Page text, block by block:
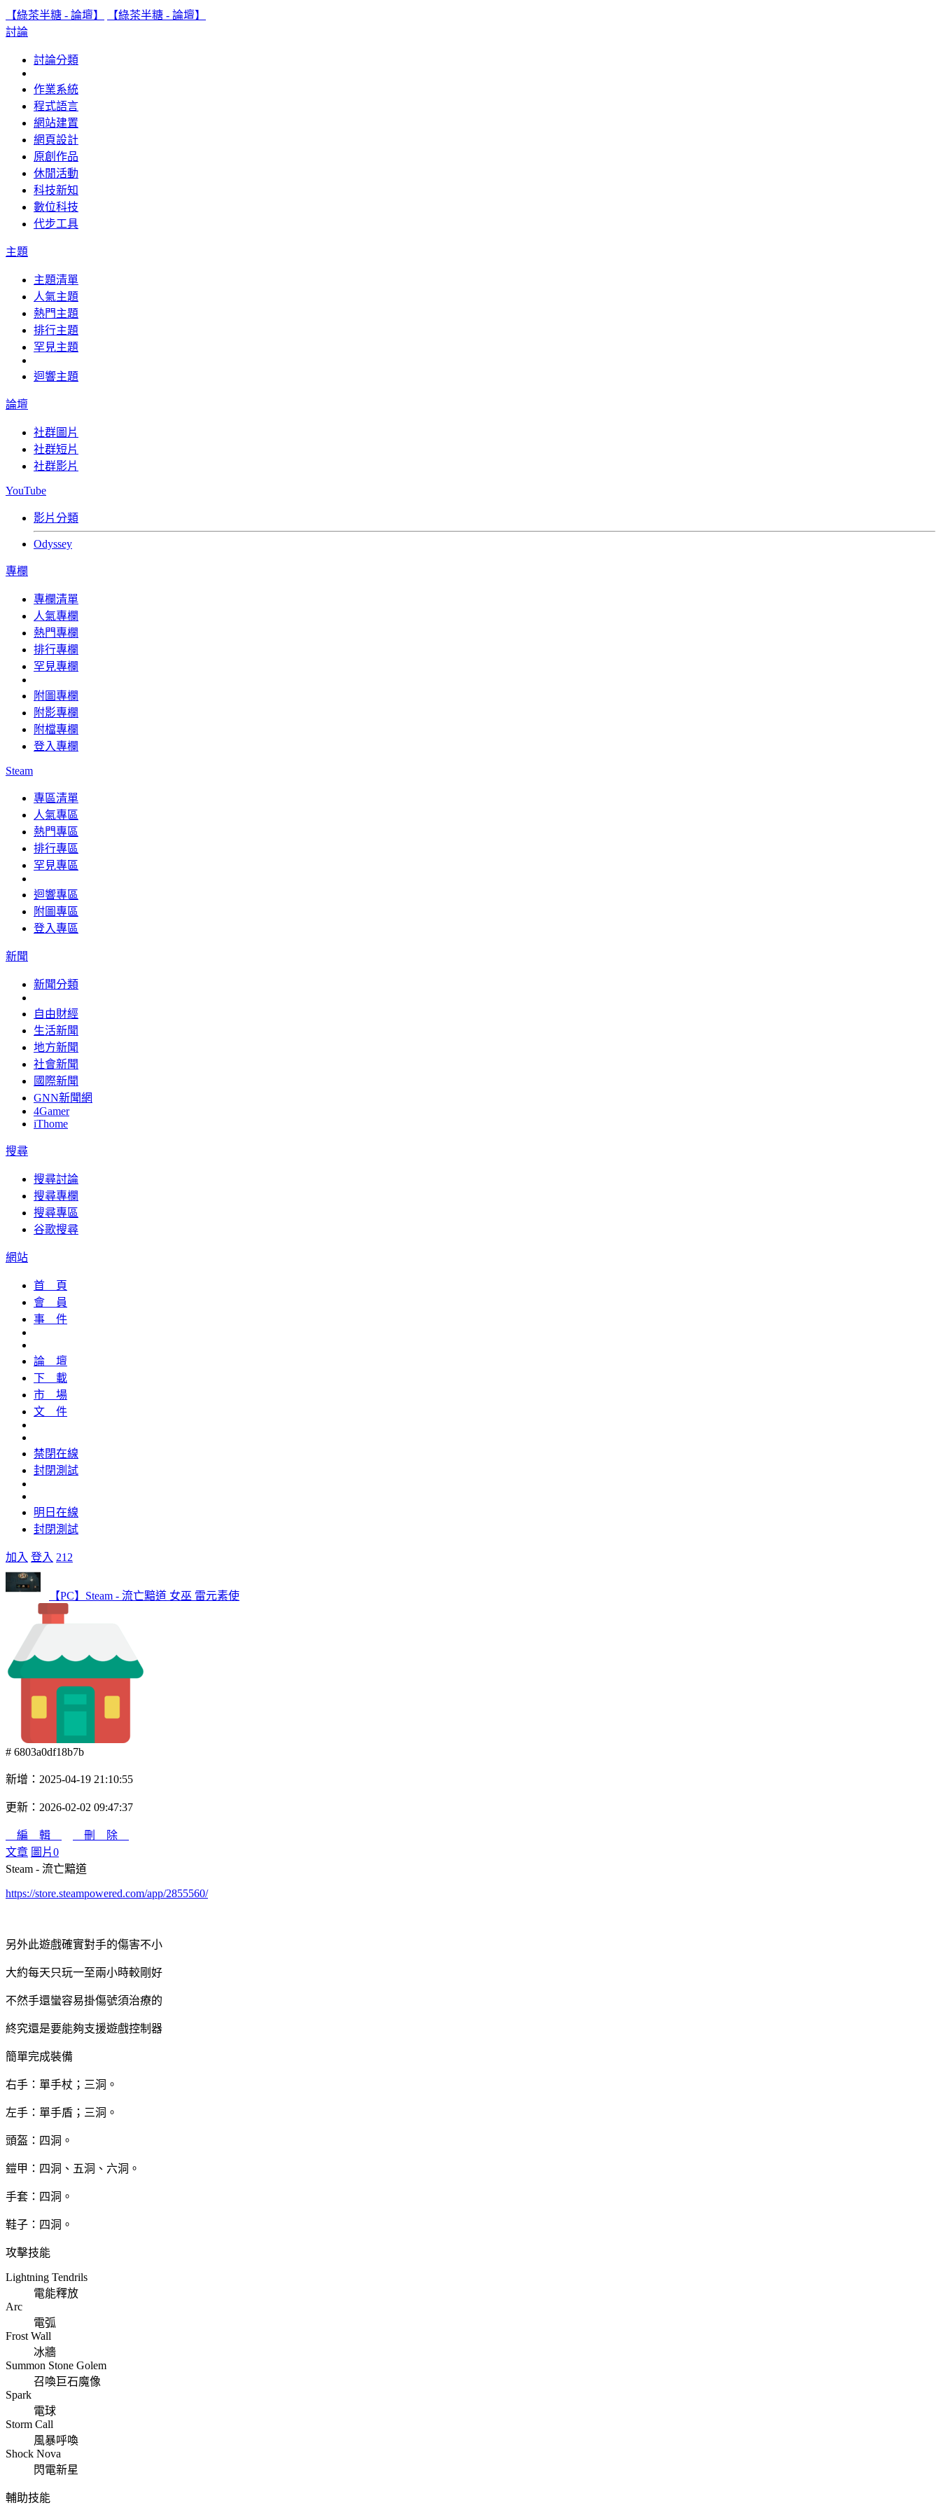
【綠茶半糖 - 論壇】
【綠茶半糖 - 論壇】
討論
討論分類
作業系統
程式語言
網站建置
網頁設計
原創作品
休閒活動
科技新知
數位科技
代步工具
主題
主題清單
人氣主題
熱門主題
排行主題
罕見主題
迴響主題
論壇
社群圖片
社群短片
社群影片
YouTube
影片分類
Odyssey
專欄
專欄清單
人氣專欄
熱門專欄
排行專欄
罕見專欄
附圖專欄
附影專欄
附檔專欄
登入專欄
Steam
專區清單
人氣專區
熱門專區
排行專區
罕見專區
迴響專區
附圖專區
登入專區
新聞
新聞分類
自由財經
生活新聞
地方新聞
社會新聞
國際新聞
GNN新聞網
4Gamer
iThome
搜尋
搜尋討論
搜尋專欄
搜尋專區
谷歌搜尋
網站
首 頁
會 員
事 件
論 壇
下 載
市 場
文 件
禁閉在線
封閉測試
明日在線
封閉測試
加入 登入 212
【PC】Steam - 流亡黯道 女巫 雷元素使
# 6803a0df18b7b
新增：2025-04-19 21:10:55
更新：2026-02-02 09:47:37
編 輯
刪 除
文章 圖片0
Steam - 流亡黯道
https://store.steampowered.com/app/2855560/
另外此遊戲確實對手的傷害不小
大約每天只玩一至兩小時較剛好
不然手還蠻容易掛傷號須治療的
終究還是要能夠支援遊戲控制器
簡單完成裝備
右手：單手杖；三洞。
左手：單手盾；三洞。
頭盔：四洞。
鎧甲：四洞、五洞、六洞。
手套：四洞。
鞋子：四洞。
攻擊技能
Lightning Tendrils
電能釋放
Arc
電弧
Frost Wall
冰牆
Summon Stone Golem
召喚巨石魔像
Spark
電球
Storm Call
風暴呼喚
Shock Nova
閃電新星
輔助技能